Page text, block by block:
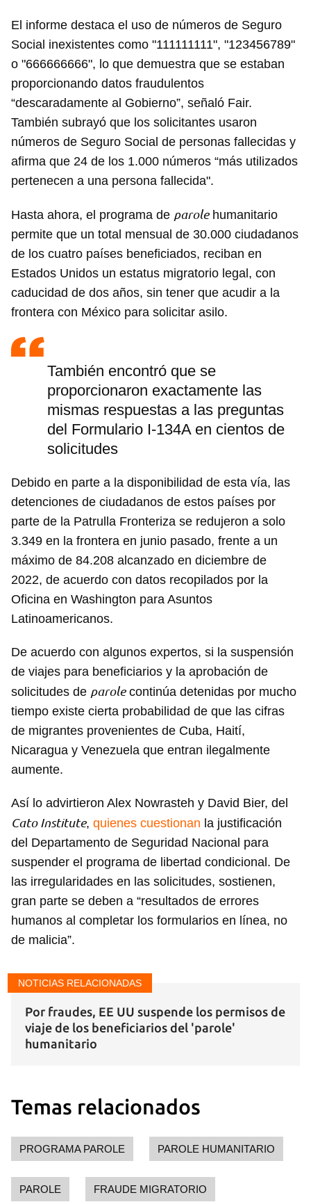
Guardar como favorito
Para poder guardar como favorito, primero has de
iniciar sesión con tu cuenta de 14ymedio.
INICIAR SESIÓN CANCELAR
El informe destaca el uso de números de Seguro
Social inexistentes como "111111111", "123456789"
o "666666666", lo que demuestra que se estaban
proporcionando datos fraudulentos
“descaradamente al Gobierno”, señaló Fair.
También subrayó que los solicitantes usaron
números de Seguro Social de personas fallecidas y
afirma que 24 de los 1.000 números “más utilizados
pertenecen a una persona fallecida".
Hasta ahora, el programa de parolehumanitario
permite que un total mensual de 30.000 ciudadanos
de los cuatro países beneficiados, reciban en
Estados Unidos un estatus migratorio legal, con
caducidad de dos años, sin tener que acudir a la
frontera con México para solicitar asilo.
También encontró que se
proporcionaron exactamente las
mismas respuestas a las preguntas
del Formulario I-134A en cientos de
solicitudes
Debido en parte a la disponibilidad de esta vía, las
detenciones de ciudadanos de estos países por
parte de la Patrulla Fronteriza se redujeron a solo
3.349 en la frontera en junio pasado, frente a un
máximo de 84.208 alcanzado en diciembre de
2022, de acuerdo con datos recopilados por la
Oficina en Washington para Asuntos
Latinoamericanos.
De acuerdo con algunos expertos, si la suspensión
de viajes para beneficiarios y la aprobación de
solicitudes de parolecontinúa detenidas por mucho
tiempo existe cierta probabilidad de que las cifras
de migrantes provenientes de Cuba, Haití,
Nicaragua y Venezuela que entran ilegalmente
aumente.
Así lo advirtieron Alex Nowrasteh y David Bier, del
Cato Institute, quienes cuestionan la justificación
del Departamento de Seguridad Nacional para
suspender el programa de libertad condicional. De
las irregularidades en las solicitudes, sostienen,
gran parte se deben a “resultados de errores
humanos al completar los formularios en línea, no
de malicia”.
NOTICIAS RELACIONADAS
Por fraudes, EE UU suspende los permisos de
viaje de los beneficiarios del 'parole'
humanitario
Temas relacionados
PROGRAMA PAROLE PAROLE HUMANITARIO
PAROLE FRAUDE MIGRATORIO